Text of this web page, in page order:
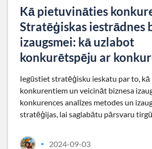
Kā pietuvināties
Stratēģiskas iestrādnes
izaugsmei: kā uzlabot
konkurētspēju ar
Iegūstiet stratēģisku ieskatu par to,
konkurentiem un veicināt biznesa
konkurences analīzes metodes un
stratēģijas, lai saglabātu pārsvaru tirgū.
• 2024-09-03